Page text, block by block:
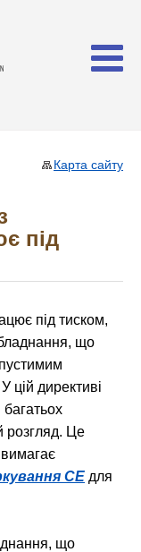
Карта сайту
під
під тиском,
що
цій директиві
розгляд. Це
CE для
що